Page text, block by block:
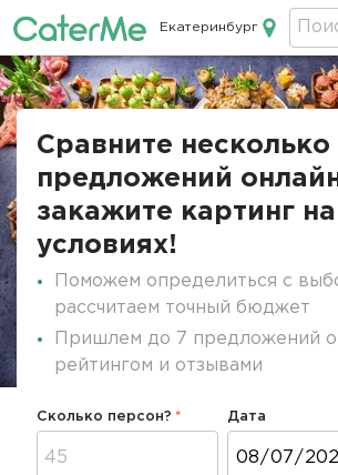
Кейтеринг в
Екатеринбург
Строка
Сравните несколько
предложений
закажите картинг
условиях!
Поможем определиться с
рассчитаем точный бюджет
Пришлем до 7 предложений
рейтингом и отзывами
Сколько персон? Дата